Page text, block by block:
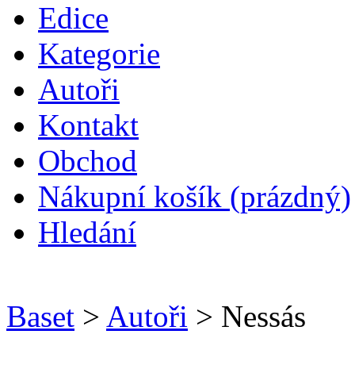
Edice
Kategorie
Autoři
Kontakt
Obchod
Nákupní košík (prázdný)
Hledání
Baset > Autoři > Nessás